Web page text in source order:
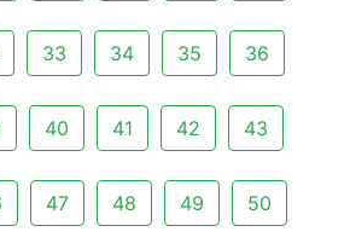
33 34 35 36
40 41 42 43
47 48 49 50